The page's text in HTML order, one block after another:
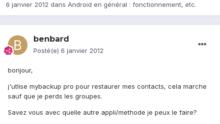
6 janvier 2012 dans Android en général : fonctionnement, etc.
benbard
Posté(e) 6 janvier 2012
bonjour,
j'utlise mybackup pro pour restaurer mes contacts, cela marche
sauf que je perds les groupes.
Savez vous avec quelle autre appli/methode je peux le faire?